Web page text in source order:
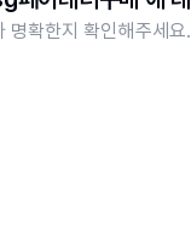
명확한지 확인해주세요.